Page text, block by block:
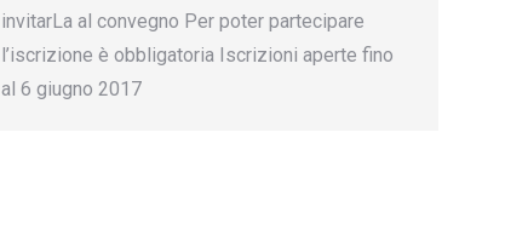
invitarLa al convegno Per poter partecipare
l’iscrizione è obbligatoria Iscrizioni aperte fino
al 6 giugno 2017